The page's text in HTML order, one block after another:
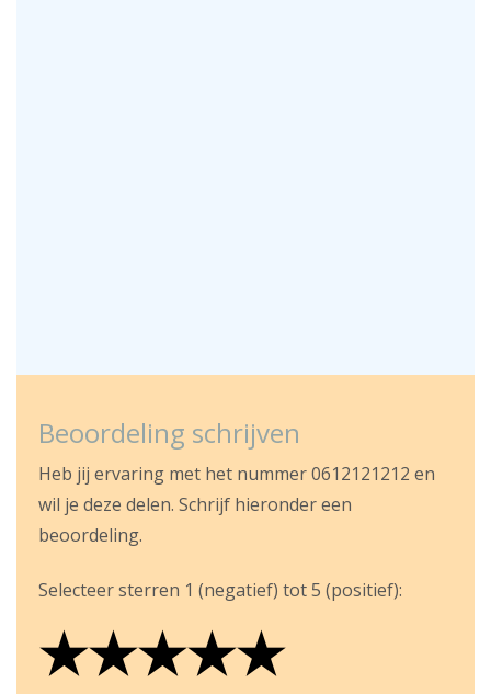
Beoordeling schrijven
Heb jij ervaring met het nummer 0612121212 en
wil je deze delen. Schrijf hieronder een
beoordeling.
Selecteer sterren 1 (negatief) tot 5 (positief):
★
★★
★★★
★★★★
★★★★★